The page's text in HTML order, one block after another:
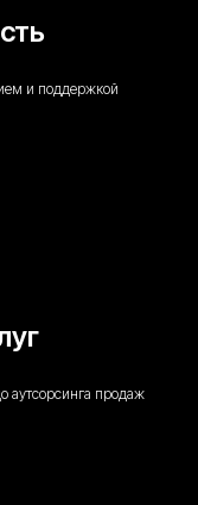
и поддержкой
аутсорсинга продаж